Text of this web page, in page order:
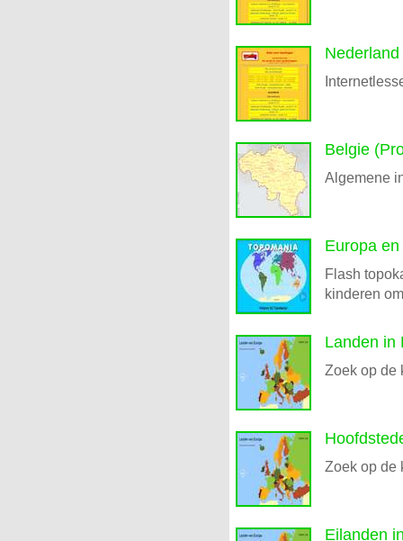
Belgie
Algemene
Europa
Flash
kinderen
Landen in
Zoek op de
Zoek op de
Eilanden